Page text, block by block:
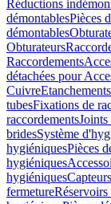
Réductions
démontablesPièces
démontables
Obturateurs
Raccordements
détachées pour
Cuivre
tubesFixations de
raccordementsJoints
bridesSystème
hygiéniquesPièces
hygiéniques
hygiéniquesCapteurs
fermeture